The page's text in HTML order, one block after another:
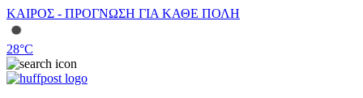
ΚΑΙΡΟΣ - ΠΡΟΓΝΩΣΗ ΓΙΑ ΚΑΘΕ ΠΟΛΗ
28°C